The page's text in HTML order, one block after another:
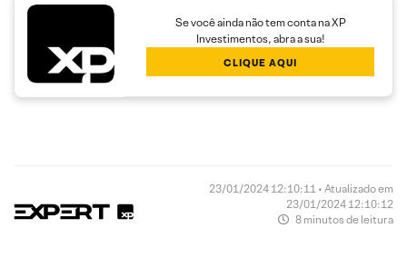
Se você ainda não tem conta na XP
Investimentos, abra a sua!
CLIQUE AQUI
23/01/2024 12:10:11 • Atualizado em
23/01/2024 12:10:12
8 minutos de leitura